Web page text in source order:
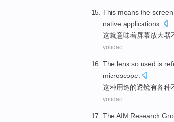
This means the screen
native applications
这就意味着屏幕放大器
youdao
The lens so used is
microscope.
这种用途的透镜有各种
youdao
The AIM Research